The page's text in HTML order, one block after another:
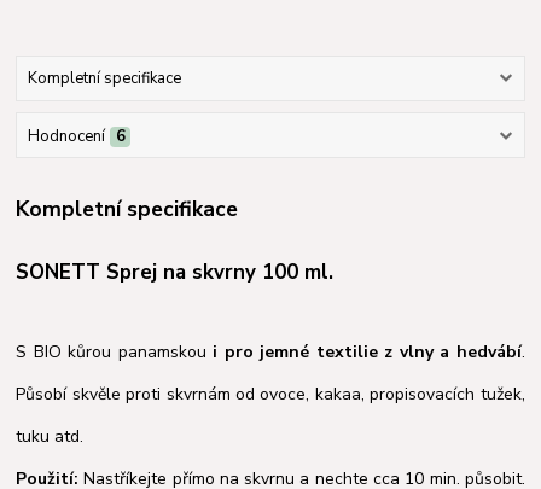
Kompletní specifikace
Hodnocení 6
Kompletní specifikace
SONETT Sprej na skvrny 100 ml.
S BIO kůrou panamskou i pro jemné textilie z vlny a hedvábí.
Působí skvěle proti skvrnám od ovoce, kakaa, propisovacích tužek,
tuku atd.
Použití: Nastříkejte přímo na skvrnu a nechte cca 10 min. působit.